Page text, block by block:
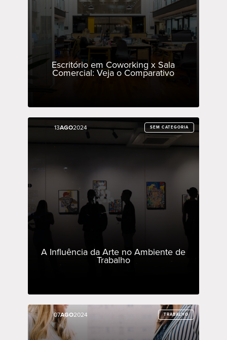
Escritório em Coworking x Sala
Comercial: Veja o Comparativo
13AGO2024 SEM CATEGORIA
A Influência da Arte no Ambiente de
Trabalho
13AGO2024 SEM CATEGORIA
07AGO2024 TRABALHO
07AGO2024 TRABALHO